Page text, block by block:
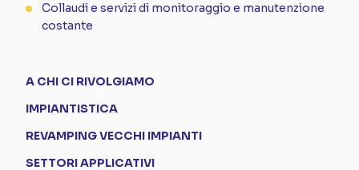
Collaudi e servizi di monitoraggio e manutenzione
costante
A CHI CI RIVOLGIAMO
IMPIANTISTICA
REVAMPING VECCHI IMPIANTI
SETTORI APPLICATIVI